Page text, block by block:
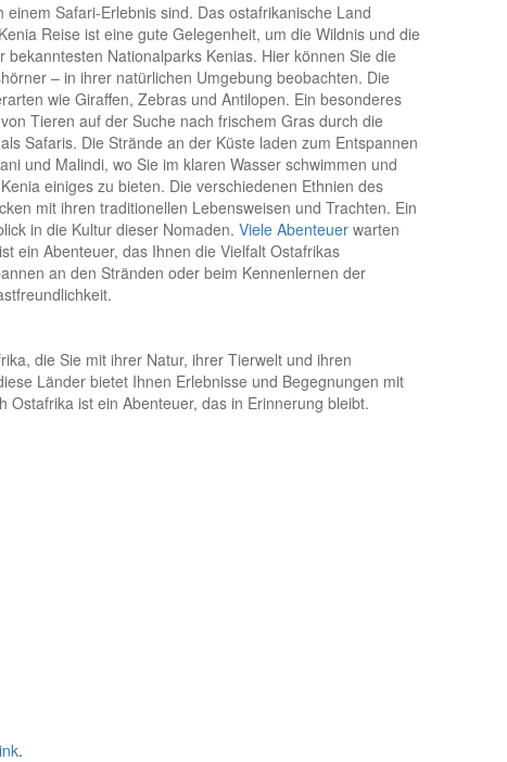
Safari-Erlebnis sind. Das ostafrikanische Land
Reise ist eine gute Gelegenheit, um die Wildnis und die
Nationalparks Kenias. Hier können Sie die
– in ihrer natürlichen Umgebung beobachten. Die
wie Giraffen, Zebras und Antilopen. Ein besonderes
Tieren auf der Suche nach frischem Gras durch die
Safaris. Die Strände an der Küste laden zum Entspannen
und Malindi, wo Sie im klaren Wasser schwimmen und
einiges zu bieten. Die verschiedenen Ethnien des
mit ihren traditionellen Lebensweisen und Trachten. Ein
in die Kultur dieser Nomaden. Viele Abenteuer warten
ein Abenteuer, das Ihnen die Vielfalt Ostafrikas
an den Stränden oder beim Kennenlernen der
die Sie mit ihrer Natur, ihrer Tierwelt und ihren
Länder bietet Ihnen Erlebnisse und Begegnungen mit
ist ein Abenteuer, das in Erinnerung bleibt.
.